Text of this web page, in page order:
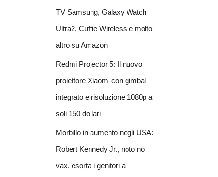
TV Samsung, Galaxy Watch
Ultra2, Cuffie Wireless e molto
altro su Amazon
Redmi Projector 5: Il nuovo
proiettore Xiaomi con gimbal
integrato e risoluzione 1080p a
soli 150 dollari
Morbillo in aumento negli USA:
Robert Kennedy Jr., noto no
vax, esorta i genitori a